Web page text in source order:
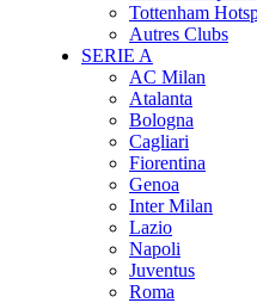
Tottenham
Autres Clubs
SERIE A
AC Milan
Atalanta
Bologna
Cagliari
Fiorentina
Genoa
Inter Milan
Lazio
Napoli
Juventus
Roma